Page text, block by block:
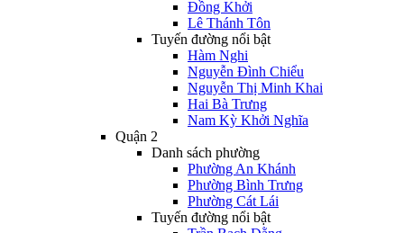
Đồng Khởi
Lê Thánh Tôn
Tuyến đường nổi bật
Hàm Nghi
Nguyễn Đình Chiểu
Nguyễn Thị Minh Khai
Hai Bà Trưng
Nam Kỳ Khởi Nghĩa
Quận 2
Danh sách phường
Phường An Khánh
Phường Bình Trưng
Phường Cát Lái
Tuyến đường nổi bật